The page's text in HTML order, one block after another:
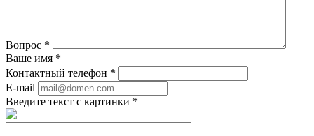
Вопрос *
Ваше имя *
Контактный телефон *
E-mail
Введите текст с картинки *